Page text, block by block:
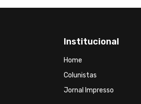
Institucional
Home
Colunistas
Jornal Impresso